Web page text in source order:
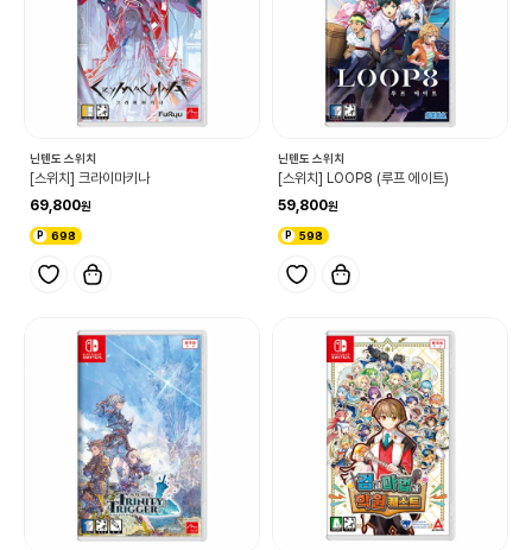
닌텐도 스위치
[스위치] 크라이마키나
69,800
698
닌텐도 스위치
[스위치] LOOP8 (루프 에이트)
59,800
598